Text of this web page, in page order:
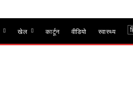
खेल कार्टून वीडियो स्वास्थ्य